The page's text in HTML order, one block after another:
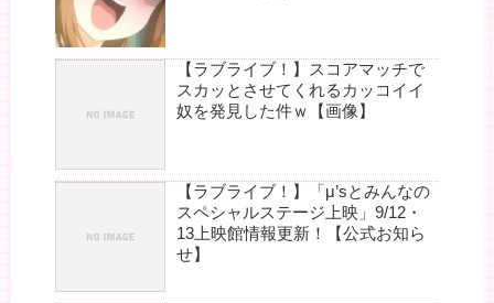
【ラブライブ！】スコアマッチで
スカッとさせてくれるカッコイイ
奴を発見した件ｗ【画像】
【ラブライブ！】「μ’sとみんなの
スペシャルステージ上映」9/12・
13上映館情報更新！【公式お知ら
せ】